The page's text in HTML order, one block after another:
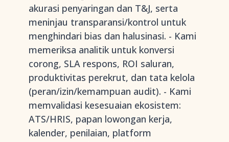
akurasi penyaringan dan T&J, serta
meninjau transparansi/kontrol untuk
menghindari bias dan halusinasi. - Kami
memeriksa analitik untuk konversi
corong, SLA respons, ROI saluran,
produktivitas perekrut, dan tata kelola
(peran/izin/kemampuan audit). - Kami
memvalidasi kesesuaian ekosistem:
ATS/HRIS, papan lowongan kerja,
kalender, penilaian, platform